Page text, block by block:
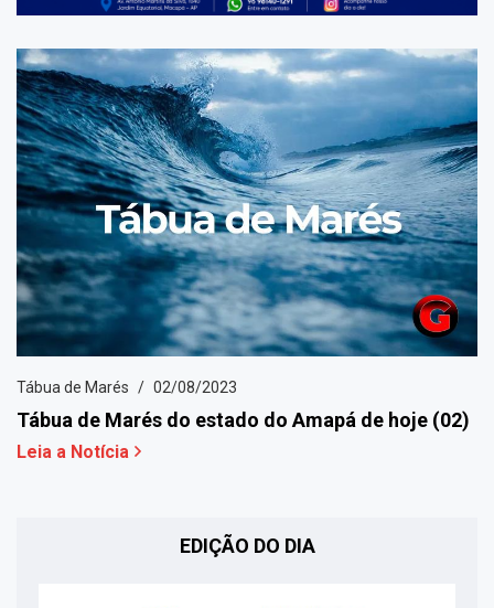
Tábua de Marés 02/08/2023
Tábua de Marés do estado do Amapá de hoje (02)
Leia a Notícia
EDIÇÃO DO DIA